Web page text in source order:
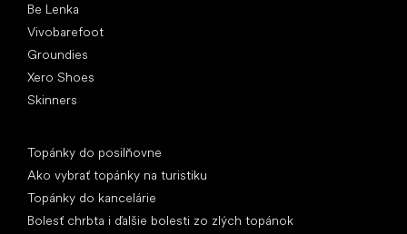
Be Lenka
Vivobarefoot
Groundies
Xero Shoes
Skinners
Topánky do posilňovne
Ako vybrať topánky na turistiku
Topánky do kancelárie
Bolesť chrbta i ďalšie bolesti zo zlých topánok